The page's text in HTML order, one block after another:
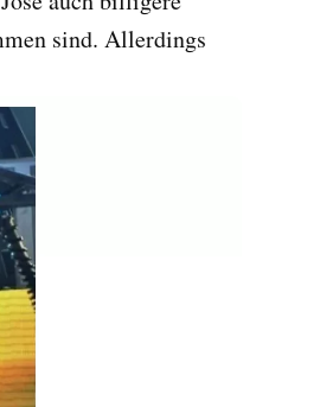
sind. Allerdings